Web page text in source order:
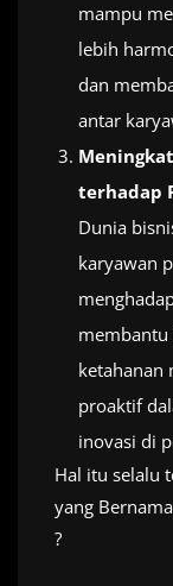
mampu
lebih
dan
antar
terhadap
Dunia
karyawan
membantu
ketahanan
proaktif
inovasi di
Hal itu selalu
yang
?